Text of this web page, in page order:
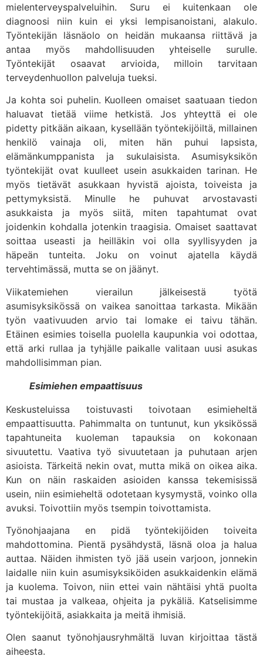
mielenterveyspalveluihin. Suru ei kuitenkaan ole
diagnoosi niin kuin ei yksi lempisanoistani, alakulo.
Työntekijän läsnäolo on heidän mukaansa riittävä ja
antaa myös mahdollisuuden yhteiselle surulle.
Työntekijät osaavat arvioida, milloin tarvitaan
terveydenhuollon palveluja tueksi.
Ja kohta soi puhelin. Kuolleen omaiset saatuaan tiedon
haluavat tietää viime hetkistä. Jos yhteyttä ei ole
pidetty pitkään aikaan, kysellään työntekijöiltä, millainen
henkilö vainaja oli, miten hän puhui lapsista,
elämänkumppanista ja sukulaisista. Asumisyksikön
työntekijät ovat kuulleet usein asukkaiden tarinan. He
myös tietävät asukkaan hyvistä ajoista, toiveista ja
pettymyksistä. Minulle he puhuvat arvostavasti
asukkaista ja myös siitä, miten tapahtumat ovat
joidenkin kohdalla jotenkin traagisia. Omaiset saattavat
soittaa useasti ja heilläkin voi olla syyllisyyden ja
häpeän tunteita. Joku on voinut ajatella käydä
tervehtimässä, mutta se on jäänyt.
Viikatemiehen vierailun jälkeisestä työtä
asumisyksikössä on vaikea sanoittaa tarkasta. Mikään
työn vaativuuden arvio tai lomake ei taivu tähän.
Etäinen esimies toisella puolella kaupunkia voi odottaa,
että arki rullaa ja tyhjälle paikalle valitaan uusi asukas
mahdollisimman pian.
Esimiehen empaattisuus
Keskusteluissa toistuvasti toivotaan esimieheltä
empaattisuutta. Pahimmalta on tuntunut, kun yksikössä
tapahtuneita kuoleman tapauksia on kokonaan
sivuutettu. Vaativa työ sivuutetaan ja puhutaan arjen
asioista. Tärkeitä nekin ovat, mutta mikä on oikea aika.
Kun on näin raskaiden asioiden kanssa tekemisissä
usein, niin esimieheltä odotetaan kysymystä, voinko olla
avuksi. Toivottiin myös tsempin toivottamista.
Työnohjaajana en pidä työntekijöiden toiveita
mahdottomina. Pientä pysähdystä, läsnä oloa ja halua
auttaa. Näiden ihmisten työ jää usein varjoon, jonnekin
laidalle niin kuin asumisyksiköiden asukkaidenkin elämä
ja kuolema. Toivon, niin ettei vain nähtäisi yhtä puolta
tai mustaa ja valkeaa, ohjeita ja pykäliä. Katselisimme
työntekijöitä, asiakkaita ja meitä ihmisiä.
Olen saanut työnohjausryhmältä luvan kirjoittaa tästä
aiheesta.